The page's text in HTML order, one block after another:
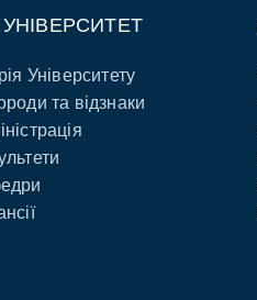
Університету
та відзнаки